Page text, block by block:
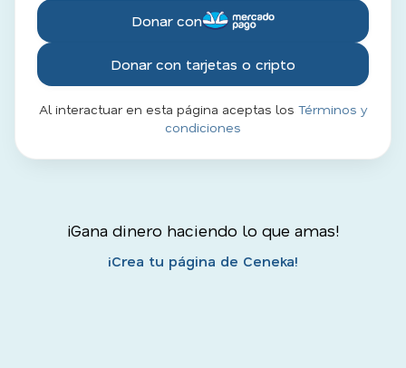
Donar con
Donar con tarjetas o cripto
Al interactuar en esta página aceptas los Términos y
condiciones
¡Gana dinero haciendo lo que amas!
¡Crea tu página de Ceneka!